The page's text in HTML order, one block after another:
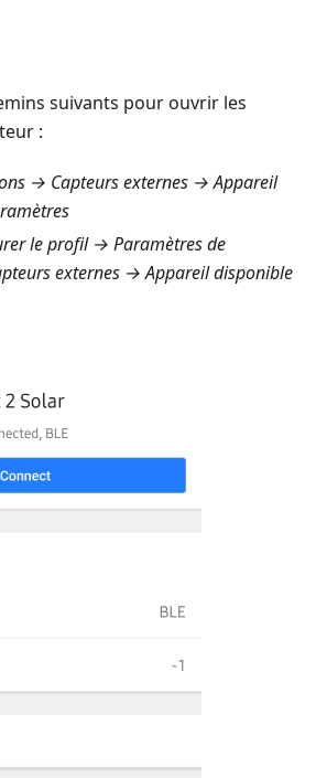
suivants pour ouvrir les
:
→ Capteurs externes → Appareil
le profil → Paramètres de
externes → Appareil disponible